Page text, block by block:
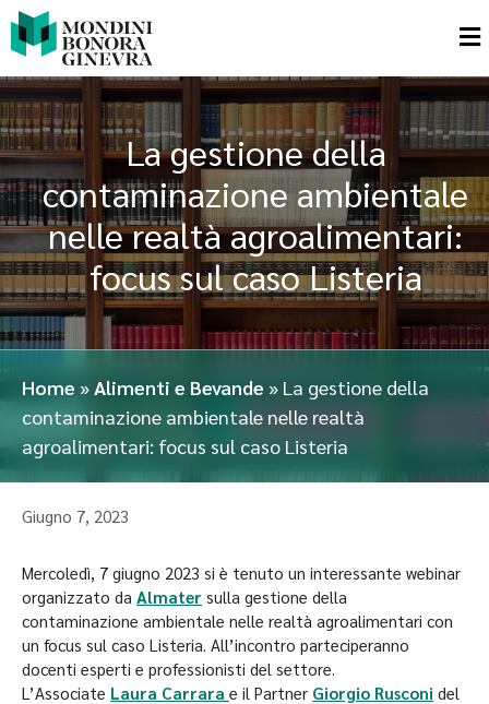
La gestione della
contaminazione ambientale
nelle realtà agroalimentari:
focus sul caso Listeria
Home »Alimenti e Bevande » La gestione della
contaminazione ambientale nelle realtà
agroalimentari: focus sul caso Listeria
Giugno 7, 2023
Mercoledì, 7 giugno 2023 si è tenuto un interessante webinar
organizzato da Almater sulla gestione della
contaminazione ambientale nelle realtà agroalimentari con
un focus sul caso Listeria. All’incontro parteciperanno
docenti esperti e professionisti del settore.
L’Associate Laura Carrara e il Partner Giorgio Rusconi del